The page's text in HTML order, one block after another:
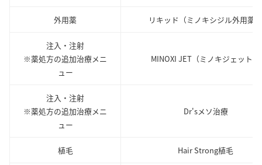
外用薬 リキッド（ミノキシジル外用薬）
注入・注射
※薬処方の追加治療メニ
ュー
MINOXI JET（ミノキジェット）
注入・注射
※薬処方の追加治療メニ
ュー
Dr'sメソ治療
植毛 Hair Strong植毛